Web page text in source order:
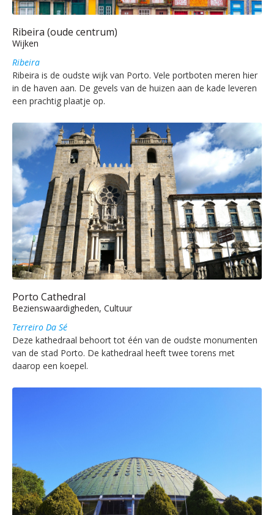
Ribeira (oude centrum)
Wijken
Ribeira
Ribeira is de oudste wijk van Porto. Vele portboten meren hier
in de haven aan. De gevels van de huizen aan de kade leveren
een prachtig plaatje op.
Porto Cathedral
Bezienswaardigheden, Cultuur
Terreiro Da Sé
Deze kathedraal behoort tot één van de oudste monumenten
van de stad Porto. De kathedraal heeft twee torens met
daarop een koepel.